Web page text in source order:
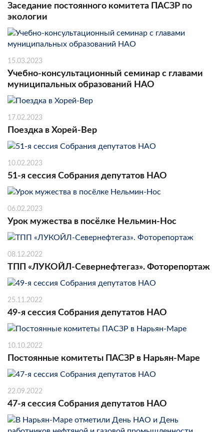
Заседание постоянного комитета ПАСЗР по
экологии
15.03.2023
Учебно-консультационный семинар с главами
муниципальных образований НАО
17.02.2023
Поездка в Хорей-Вер
10.02.2023
51-я сессия Собрания депутатов НАО
06.02.2023
Урок мужества в посёлке Нельмин-Нос
08.12.2022
ТПП «ЛУКОЙЛ-Севернефтегаз». Фоторепортаж
25.11.2022
49-я сессия Собрания депутатов НАО
10.10.2022
Постоянные комитеты ПАСЗР в Нарьян-Маре
22.09.2022
47-я сессия Собрания депутатов НАО